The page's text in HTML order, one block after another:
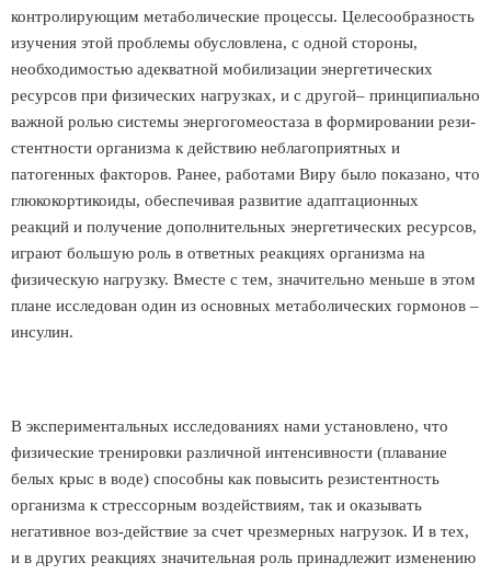
контролирующим метаболические процессы. Целесообразность
изучения этой проблемы обусловлена, с одной стороны,
необходимостью адекватной мобилизации энергетических
ресурсов при физических нагрузках, и с другой– принципиально
важной ролью системы энергогомеостаза в формировании рези-
стентности организма к действию неблагоприятных и
патогенных факторов. Ранее, работами Виру было показано, что
глюкокортикоиды, обеспечивая развитие адаптационных
реакций и получение дополнительных энергетических ресурсов,
играют большую роль в ответных реакциях организма на
физическую нагрузку. Вместе с тем, значительно меньше в этом
плане исследован один из основных метаболических гормонов –
инсулин.
В экспериментальных исследованиях нами установлено, что
физические тренировки различной интенсивности (плавание
белых крыс в воде) способны как повысить резистентность
организма к стрессорным воздействиям, так и оказывать
негативное воз-действие за счет чрезмерных нагрузок. И в тех,
и в других реакциях значительная роль принадлежит изменению